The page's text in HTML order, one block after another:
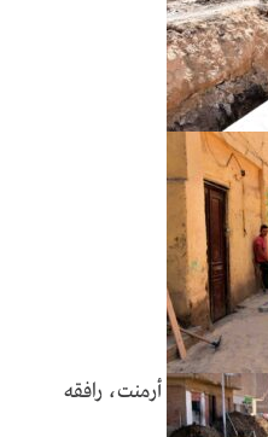
أرمنت، رافقه